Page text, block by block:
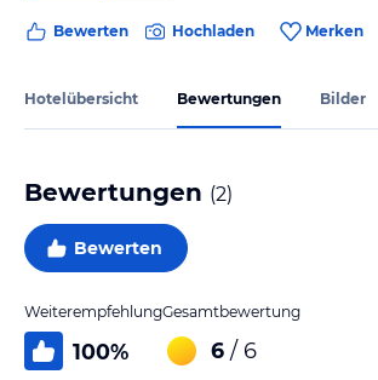
Bewerten Hochladen Merken
Hotelübersicht Bewertungen Bilder
Bewertungen (2)
Bewerten
Weiterempfehlung
100%
Gesamtbewertung
6 / 6